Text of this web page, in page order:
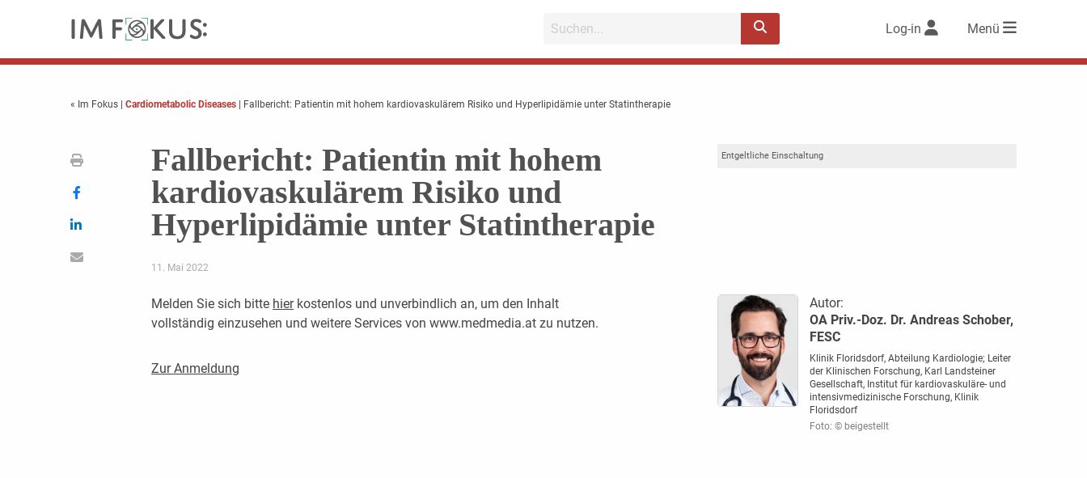
Log-in Menü
« Im Fokus Cardiometabolic Diseases | Fallbericht: Patientin mit hohem kardiovaskulärem Risiko und Hyperlipidämie unter Statintherapie
Fallbericht: Patientin mit hohem
kardiovaskulärem Risiko und
Hyperlipidämie unter Statintherapie
11. Mai 2022
Entgeltliche Einschaltung
Melden Sie sich bitte hierkostenlos und unverbindlich an, um den Inhalt
vollständig einzusehen und weitere Services von www.medmedia.at zu nutzen.
Zur Anmeldung
Autor:
OA Priv.-Doz. Dr. Andreas Schober,
FESC
Klinik Floridsdorf, Abteilung Kardiologie; Leiter
der Klinischen Forschung, Karl Landsteiner
Gesellschaft, Institut für kardiovaskuläre- und
intensivmedizinische Forschung, Klinik
Floridsdorf
Foto: © beigestellt